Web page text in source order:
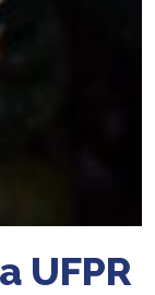
UFPR